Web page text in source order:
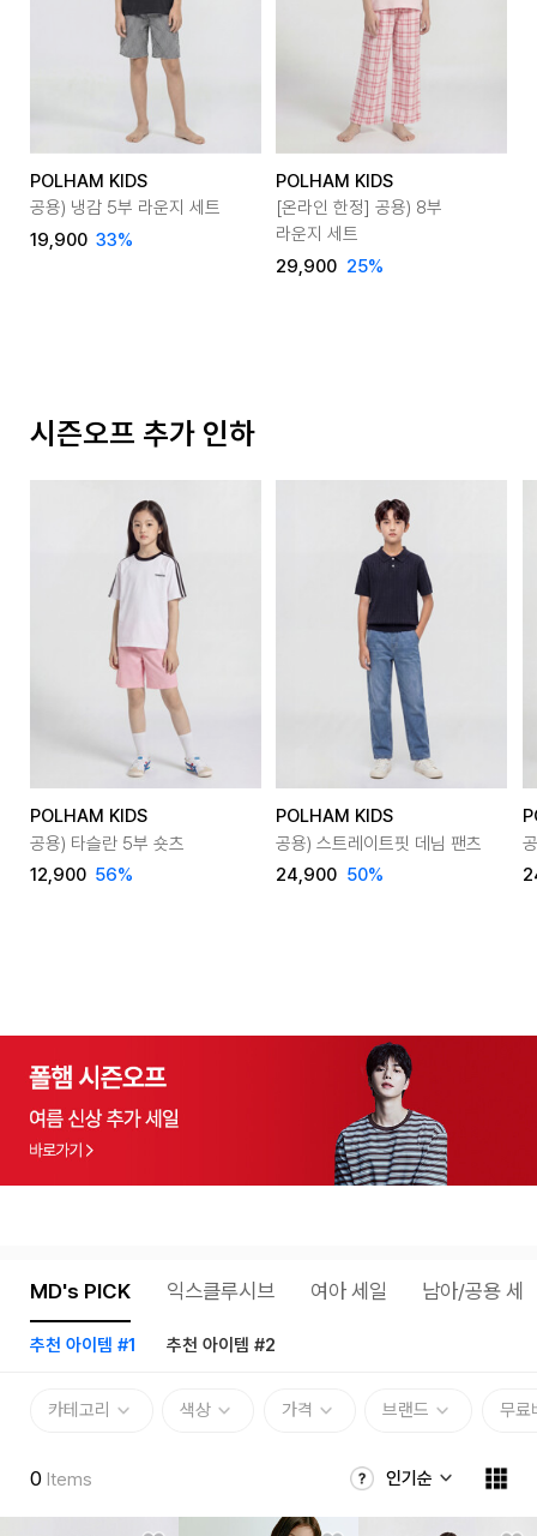
POLHAM KIDS
공용) 냉감 5부 라운지 세트
19,900 33%
POLHAM KIDS
[온라인 한정] 공용) 8부
라운지 세트
29,900 25%
시즌오프 추가 인하
POLHAM KIDS
공용) 타슬란 5부 숏츠
12,900 56%
POLHAM KIDS
공용) 스트레이트핏 데님 팬츠
24,900 50%
MD's PICK 익스클루시브 여아 세일 남아/공용 세
추천 아이템 #1 추천 아이템 #2
카테고리 색상 가격 브랜드 무료
0 Items 인기순